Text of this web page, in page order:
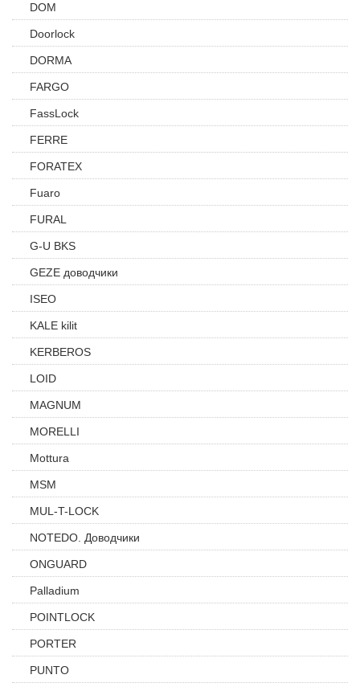
DOM
Doorlock
DORMA
FARGO
FassLock
FERRE
FORATEX
Fuaro
FURAL
G-U BKS
GEZE доводчики
ISEO
KALE kilit
KERBEROS
LOID
MAGNUM
MORELLI
Mottura
MSM
MUL-T-LOCK
NOTEDO. Доводчики
ONGUARD
Palladium
POINTLOCK
PORTER
PUNTO